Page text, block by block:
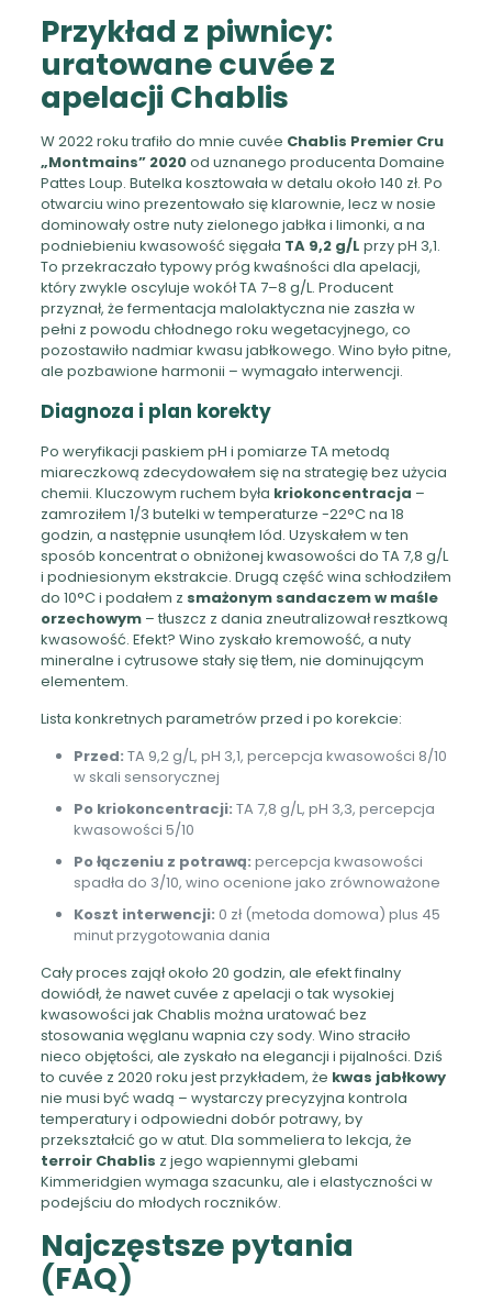
Przykład z piwnicy:
uratowane cuvée z
apelacji Chablis
W 2022 roku trafiło do mnie cuvée Chablis Premier Cru
„Montmains” 2020od uznanego producenta Domaine
Pattes Loup. Butelka kosztowała w detalu około 140 zł. Po
otwarciu wino prezentowało się klarownie, lecz w nosie
dominowały ostre nuty zielonego jabłka i limonki, a na
podniebieniu kwasowość sięgała TA 9,2 g/L przy pH 3,1.
To przekraczało typowy próg kwaśności dla apelacji,
który zwykle oscyluje wokół TA 7–8 g/L. Producent
przyznał, że fermentacja malolaktyczna nie zaszła w
pełni z powodu chłodnego roku wegetacyjnego, co
pozostawiło nadmiar kwasu jabłkowego. Wino było pitne,
ale pozbawione harmonii – wymagało interwencji.
Diagnoza i plan korekty
Po weryfikacji paskiem pH i pomiarze TA metodą
miareczkową zdecydowałem się na strategię bez użycia
chemii. Kluczowym ruchem była kriokoncentracja –
zamroziłem 1/3 butelki w temperaturze -22°C na 18
godzin, a następnie usunąłem lód. Uzyskałem w ten
sposób koncentrat o obniżonej kwasowości do TA 7,8 g/L
i podniesionym ekstrakcie. Drugą część wina schłodziłem
do 10°C i podałem z smażonym sandaczem w maśle
orzechowym– tłuszcz z dania zneutralizował resztkową
kwasowość. Efekt? Wino zyskało kremowość, a nuty
mineralne i cytrusowe stały się tłem, nie dominującym
elementem.
Lista konkretnych parametrów przed i po korekcie:
Przed: TA 9,2 g/L, pH 3,1, percepcja kwasowości 8/10
w skali sensorycznej
Po kriokoncentracji: TA 7,8 g/L, pH 3,3, percepcja
kwasowości 5/10
Po łączeniu z potrawą: percepcja kwasowości
spadła do 3/10, wino ocenione jako zrównoważone
Koszt interwencji: 0 zł (metoda domowa) plus 45
minut przygotowania dania
Cały proces zajął około 20 godzin, ale efekt finalny
dowiódł, że nawet cuvée z apelacji o tak wysokiej
kwasowości jak Chablis można uratować bez
stosowania węglanu wapnia czy sody. Wino straciło
nieco objętości, ale zyskało na elegancji i pijalności. Dziś
to cuvée z 2020 roku jest przykładem, że kwas jabłkowy
nie musi być wadą – wystarczy precyzyjna kontrola
temperatury i odpowiedni dobór potrawy, by
przekształcić go w atut. Dla sommeliera to lekcja, że
terroir Chablis z jego wapiennymi glebami
Kimmeridgien wymaga szacunku, ale i elastyczności w
podejściu do młodych roczników.
Najczęstsze pytania
(FAQ)